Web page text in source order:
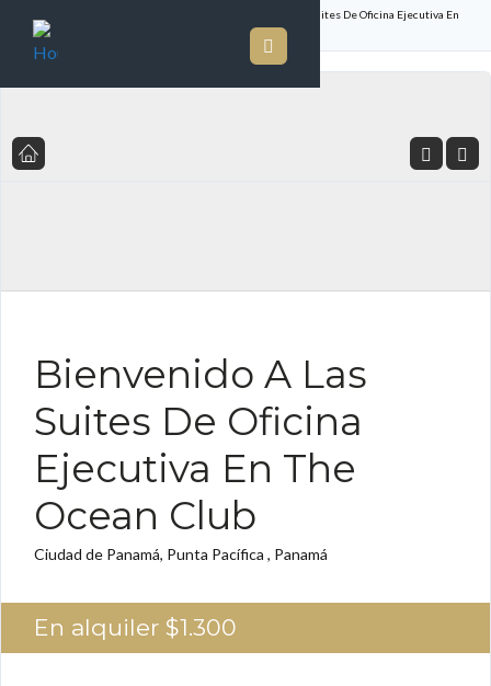
Bienvenido A Las Suites De Oficina Ejecutiva En
The Ocean Club
Bienvenido A Las
Suites De Oficina
Ejecutiva En The
Ocean Club
Ciudad de Panamá, Punta Pacífica , Panamá
En alquiler $1.300